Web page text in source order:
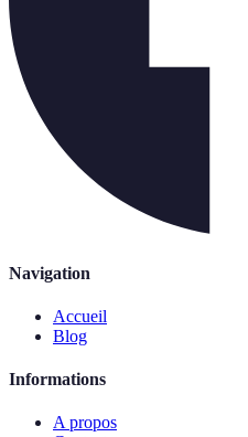
Navigation
Accueil
Blog
Informations
A propos